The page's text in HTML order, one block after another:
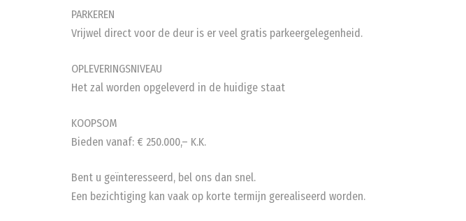
PARKEREN
Vrijwel direct voor de deur is er veel gratis parkeergelegenheid.
OPLEVERINGSNIVEAU
Het zal worden opgeleverd in de huidige staat
KOOPSOM
Bieden vanaf: € 250.000,– K.K.
Bent u geïnteresseerd, bel ons dan snel.
Een bezichtiging kan vaak op korte termijn gerealiseerd worden.